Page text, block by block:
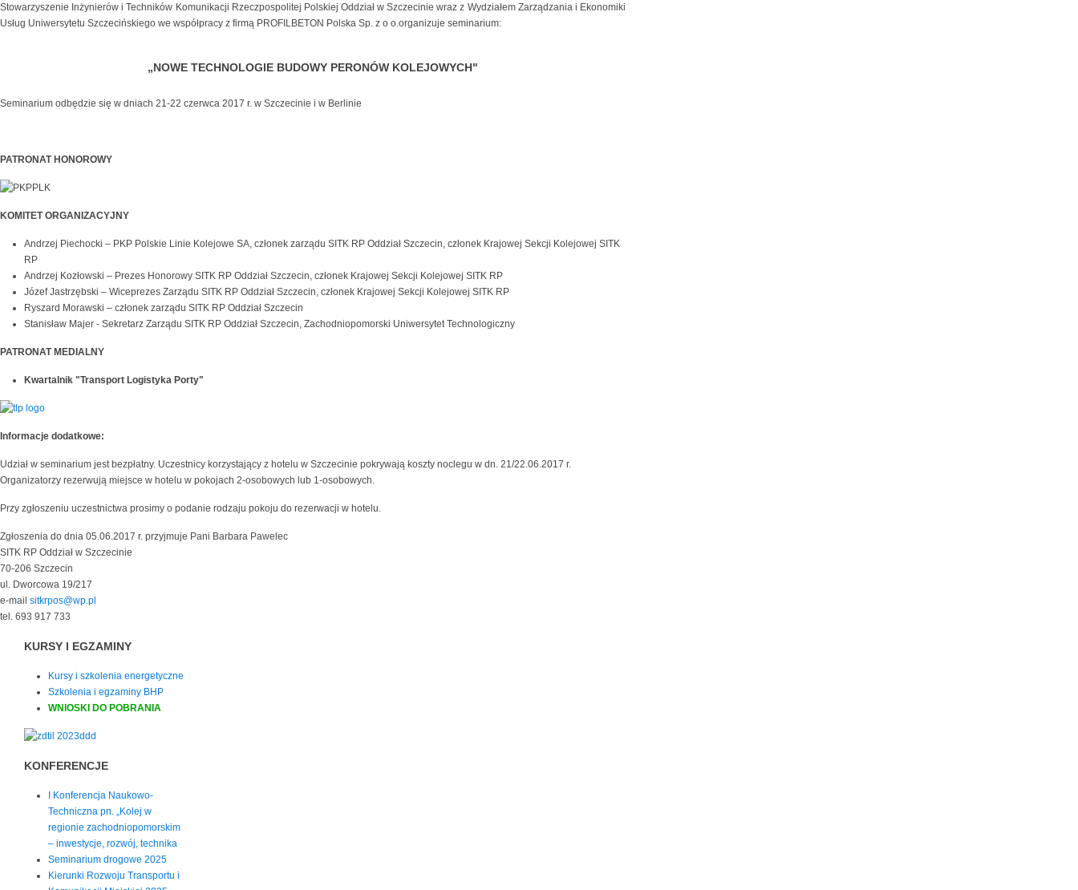
Stowarzyszenie Inżynierów i Techników Komunikacji Rzeczpospolitej Polskiej Oddział w Szczecinie wraz z Wydziałem Zarządzania i Ekonomiki
Usług Uniwersytetu Szczecińskiego we współpracy z firmą PROFILBETON Polska Sp. z o o.organizuje seminarium:
„NOWE TECHNOLOGIE BUDOWY PERONÓW KOLEJOWYCH"
Seminarium odbędzie się w dniach 21-22 czerwca 2017 r. w Szczecinie i w Berlinie
PATRONAT HONOROWY
KOMITET ORGANIZACYJNY
Andrzej Piechocki – PKP Polskie Linie Kolejowe SA, członek zarządu SITK RP Oddział Szczecin, członek Krajowej Sekcji Kolejowej SITK
RP
Andrzej Kozłowski – Prezes Honorowy SITK RP Oddział Szczecin, członek Krajowej Sekcji Kolejowej SITK RP
Józef Jastrzębski – Wiceprezes Zarządu SITK RP Oddział Szczecin, członek Krajowej Sekcji Kolejowej SITK RP
Ryszard Morawski – członek zarządu SITK RP Oddział Szczecin
Stanisław Majer - Sekretarz Zarządu SITK RP Oddział Szczecin, Zachodniopomorski Uniwersytet Technologiczny
PATRONAT MEDIALNY
Kwartalnik "Transport Logistyka Porty"
Informacje dodatkowe:
Udział w seminarium jest bezpłatny. Uczestnicy korzystający z hotelu w Szczecinie pokrywają koszty noclegu w dn. 21/22.06.2017 r.
Organizatorzy rezerwują miejsce w hotelu w pokojach 2-osobowych lub 1-osobowych.
Przy zgłoszeniu uczestnictwa prosimy o podanie rodzaju pokoju do rezerwacji w hotelu.
Zgłoszenia do dnia 05.06.2017 r. przyjmuje Pani Barbara Pawelec
SITK RP Oddział w Szczecinie
70-206 Szczecin
ul. Dworcowa 19/217
e-mail sitkrpos@wp.pl
tel. 693 917 733
KURSY I EGZAMINY
Kursy i szkolenia energetyczne
Szkolenia i egzaminy BHP
WNIOSKI DO POBRANIA
KONFERENCJE
I Konferencja Naukowo-
Techniczna pn. „Kolej w
regionie zachodniopomorskim
– inwestycje, rozwój, technika
Seminarium drogowe 2025
Kierunki Rozwoju Transportu i